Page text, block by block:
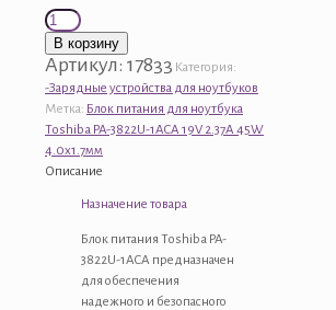
Количество
товара
Блок
питания
для
ноутбука
PA-
4.0x1.7мм
В корзину
Артикул: 17833 Категория:
-Зарядные устройства для ноутбуков
Метка: Блок питания для ноутбука
Toshiba PA-3822U-1ACA 19V 2.37A 45W
4.0x1.7мм
Описание
Назначение товара
Блок питания Toshiba PA-
3822U-1ACA предназначен
для обеспечения
надежного и безопасного